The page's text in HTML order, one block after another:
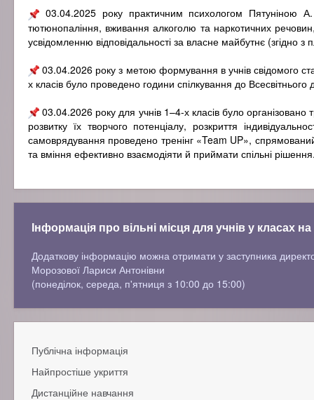
03.04.2025 року практичним психологом Пятуніною
тютюнопаління, вживання алкоголю та наркотичних
усвідомленню відповідальності за власне майбутнє (згідно
03.04.2026 року з метою формування в учнів свідомого
х класів було проведено години спілкування до Всесвітнього
03.04.2026 року для учнів 1–4-х класів було
розвитку їх творчого потенціалу, розкриття
самоврядування проведено тренінг «Team UP», спрямований
та вміння ефективно взаємодіяти й приймати спільні
Інформація про вільні місця для учнів у класах
Додаткову інформацію можна отримати у заступника
Морозової Лариси Антонівни
(понеділок, середа, п'ятниця з 10:00 до 15:00)
Публічна інформація
Додаткова інфорамція
Найпростіше укриття
Дистанційне навчання